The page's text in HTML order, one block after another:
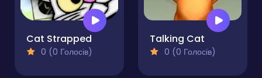
Cat Strapped
0 (0 Голосів)
Talking Cat
0 (0 Голосів)